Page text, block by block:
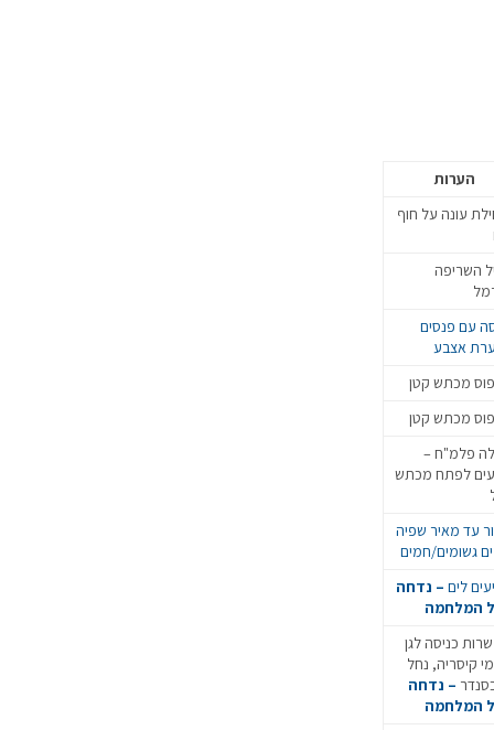
הערות
עונה על חוף
השריפה
עם פנסים
אצבע
מכתש קטן
מכתש קטן
פלמ"ח –
לפתח מכתש
עד מאיר שפיה
גשומים/חמים
לים – נדחה
המלחמה
כניסה לגן
קיסריה, נחל
– נדחה
המלחמה